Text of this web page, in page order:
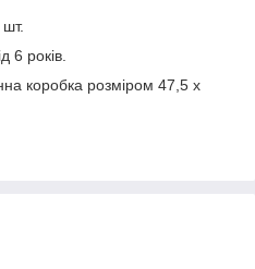
6 років.
коробка розміром 47,5 х